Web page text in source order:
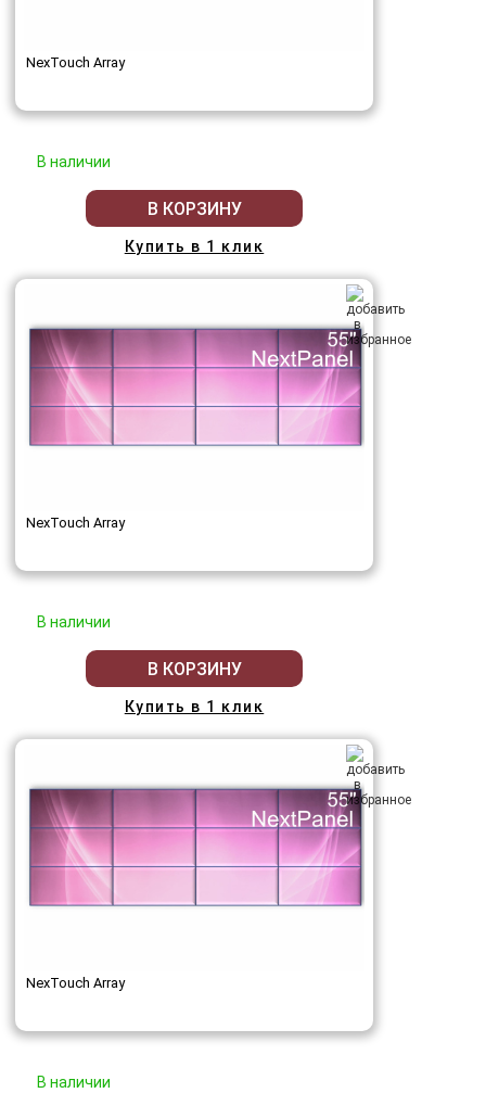
NexTouch Array
В наличии
В КОРЗИНУ
Купить в 1 клик
NexTouch Array
В наличии
В КОРЗИНУ
Купить в 1 клик
NexTouch Array
В наличии